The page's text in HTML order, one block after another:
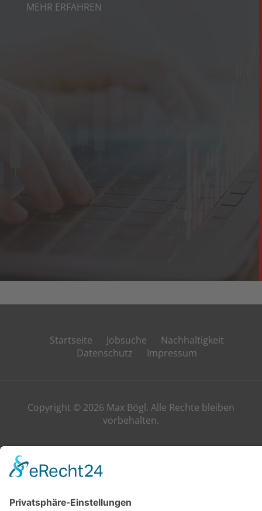
MEHR ERFAHREN
Startseite Jobsuche
Nachhaltigkeit
Datenschutz
Impressum
Copyright © 2026 Max Bögl. Alle Rechte bleiben
vorbehalten.